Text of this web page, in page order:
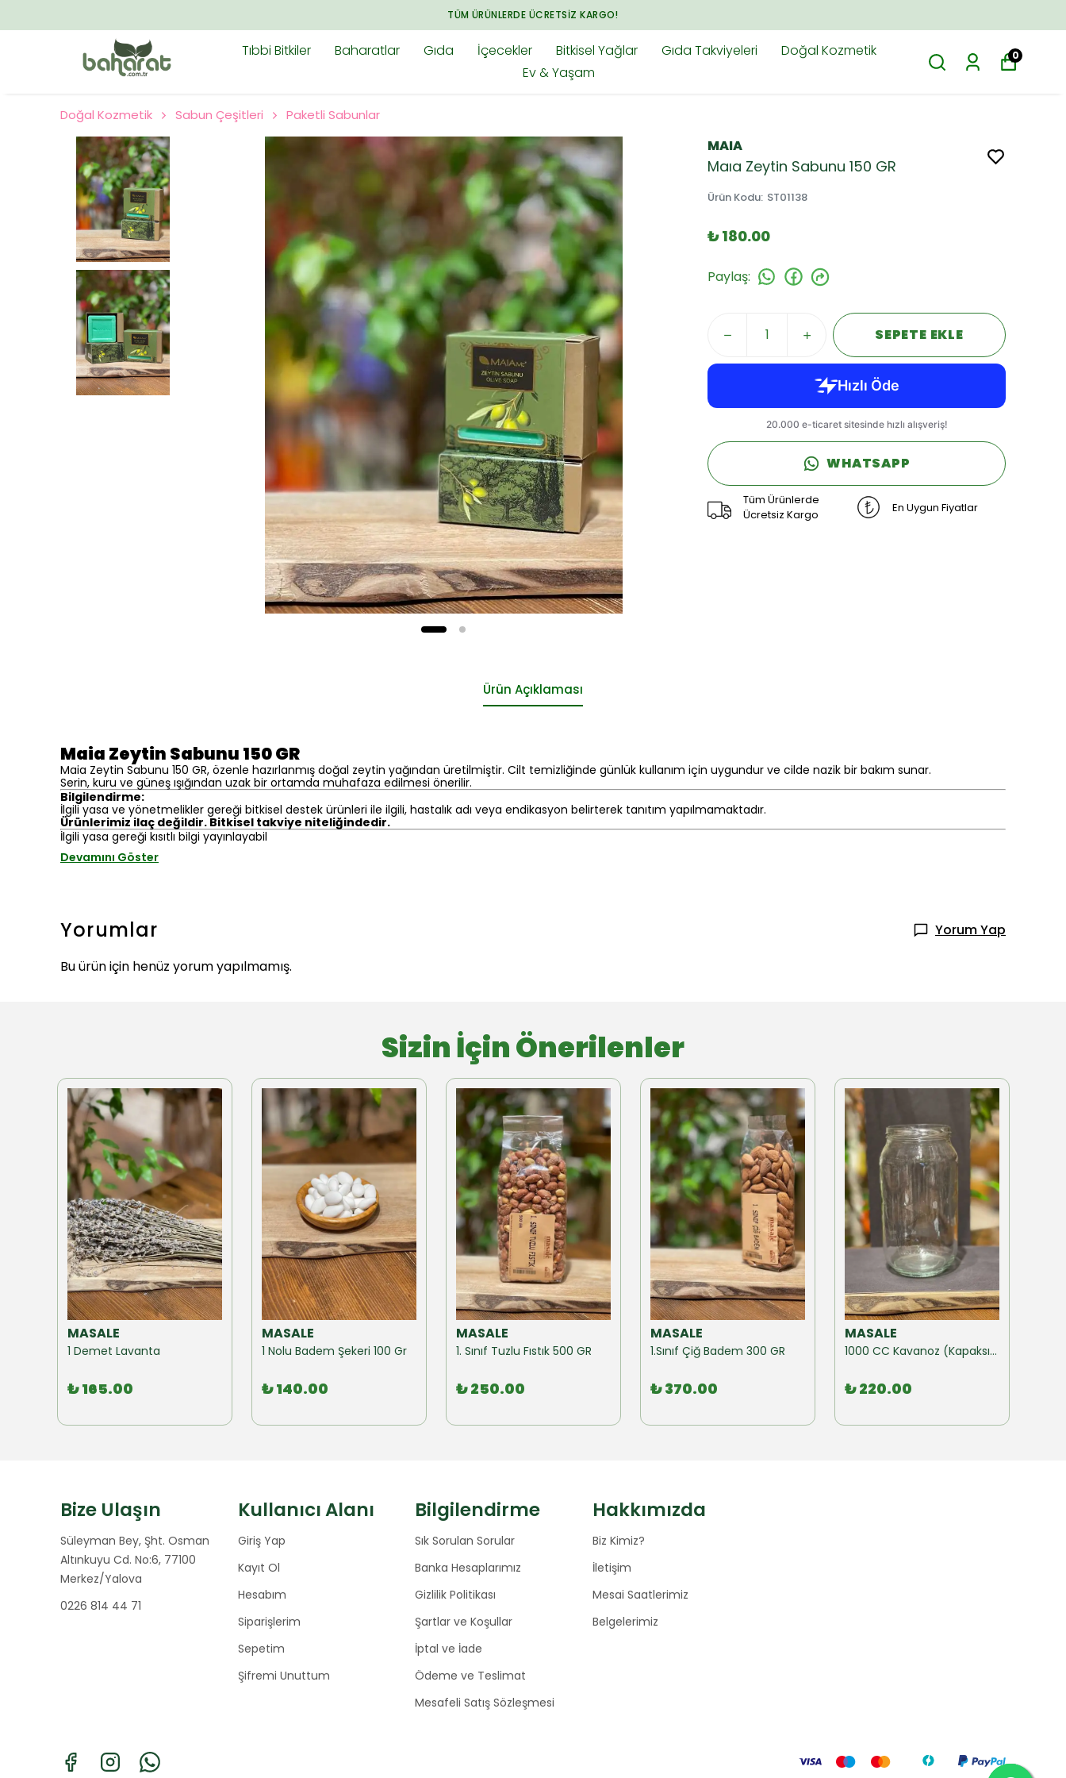
ARADIĞINIZ HER ŞEY BAHARAT.COM.TR'DE
Tıbbi Bitkiler Baharatlar Gıda İçecekler Bitkisel Yağlar Gıda Takviyeleri
Doğal Kozmetik
Ev & Yaşam
0
Doğal Kozmetik Sabun Çeşitleri Paketli Sabunlar
MAIA
Maıa Zeytin Sabunu 150 GR
Ürün Kodu: ST01138
₺ 180.00
Paylaş:
SEPETE EKLE
WHATSAPP
Tüm Ürünlerde
Ücretsiz Kargo
En Uygun Fiyatlar
Ürün Açıklaması
Maia Zeytin Sabunu 150 GR
Maia Zeytin Sabunu 150 GR, özenle hazırlanmış doğal zeytin yağından üretilmiştir. Cilt temizliğinde günlük kullanım için uygundur ve cilde nazik bir bakım sunar.
Serin, kuru ve güneş ışığından uzak bir ortamda muhafaza edilmesi önerilir.
Bilgilendirme:
İlgili yasa ve yönetmelikler gereği bitkisel destek ürünleri ile ilgili, hastalık adı veya endikasyon belirterek tanıtım yapılmamaktadır.
Ürünlerimiz ilaç değildir. Bitkisel takviye niteliğindedir.
İlgili yasa gereği kısıtlı bilgi yayınlayabil
Devamını Göster
Yorumlar
Yorum Yap
Bu ürün için henüz yorum yapılmamış.
Sizin İçin Önerilenler
MASALE
1 Demet Lavanta
₺ 165.00
MASALE
1 Nolu Badem Şekeri 100 Gr
₺ 140.00
MASALE
1. Sınıf Tuzlu Fıstık 500 GR
₺ 250.00
MASALE
1.Sınıf Çiğ Badem 300 GR
₺ 370.00
MASALE
1000 CC Kavanoz (Kapaksız) 10 Adet
₺ 220.00
Bize Ulaşın
Süleyman Bey, Şht. Osman
Altınkuyu Cd. No:6, 77100
Merkez/Yalova
0226 814 44 71
Kullanıcı Alanı
Giriş Yap
Kayıt Ol
Hesabım
Siparişlerim
Sepetim
Şifremi Unuttum
Bilgilendirme
Sık Sorulan Sorular
Banka Hesaplarımız
Gizlilik Politikası
Şartlar ve Koşullar
İptal ve İade
Ödeme ve Teslimat
Mesafeli Satış Sözleşmesi
Hakkımızda
Biz Kimiz?
İletişim
Mesai Saatlerimiz
Belgelerimiz